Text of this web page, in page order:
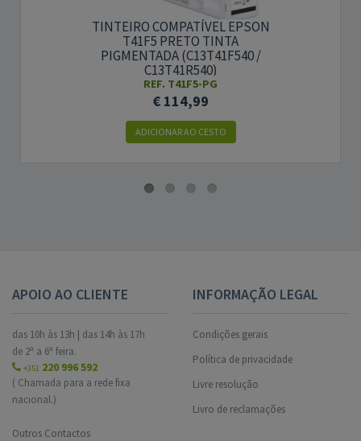
TINTEIRO COMPATÍVEL EPSON
T41F5 PRETO TINTA
PIGMENTADA (C13T41F540 /
C13T41R540)
REF. T41F5-PG
€ 114,99
ADICIONAR AO CESTO
APOIO AO CLIENTE
das 10h às 13h | das 14h às 17h
de 2ª a 6ª feira.
+351 220 996 592
( Chamada para a rede fixa
nacional.)
Outros Contactos
INFORMAÇÃO LEGAL
Condições gerais
Política de privacidade
Livre resolução
Livro de reclamações